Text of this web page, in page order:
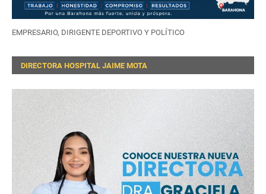
EMPRESARIO, DIRIGENTE DEPORTIVO Y POLÍTICO
DIRECTORA HOSPITAL JAIME MOTA